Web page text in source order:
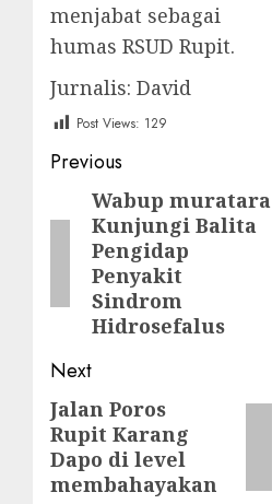
menjabat sebagai
humas RSUD Rupit.
Jurnalis: David
Post Views: 129
Post
navigation
Previous
Previous
post:
Wabup muratara
Kunjungi Balita
Pengidap
Penyakit
Sindrom
Hidrosefalus
Next
Next
post:
Jalan Poros
Rupit Karang
Dapo di level
membahayakan